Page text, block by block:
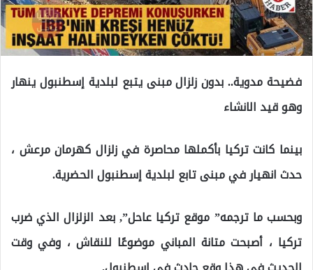
فضيحة مدوية.. بدون زلزال مبنى يتبع لبلدية إسطنبول ينهار
وهو قيد الانشاء
بينما كانت تركيا بأكملها محاصرة في زلزال كهرمان مرعش ،
حدث انهيار في مبنى تابع لبلدية إسطنبول الحضرية.
وبحسب ما ترجمه” موقع تركيا عاحل”, بعد الزلزال الذي ضرب
تركيا ، أصبحت متانة المباني موضوعًا للنقاش ، وفي وقت